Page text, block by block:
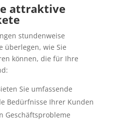
attraktive
stundenweise
überlegen, wie Sie
können, die für Ihre
Sie umfassende
Bedürfnisse Ihrer Kunden
Geschäftsprobleme